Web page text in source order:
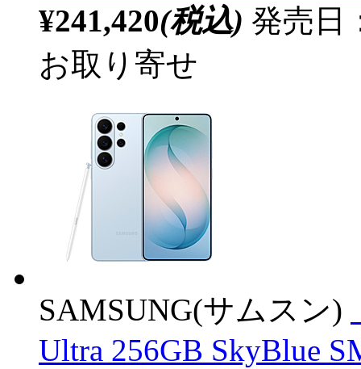
¥241,420(税込) 発売日
お取り寄せ
SAMSUNG(サムスン)
Ultra 256GB SkyBlue